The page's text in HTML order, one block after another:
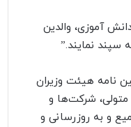
آموزی، والدین
سپند نمایند.”
آئین نامه هیئت وزیران
متولی، شرکت‌ها و
و به روزرسانی و